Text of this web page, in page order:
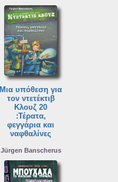
Μια υπόθεση για
τον ντετέκτιβ
Κλουζ 20
:Τέρατα,
φεγγάρια και
ναφθαλίνες
Jürgen Banscherus